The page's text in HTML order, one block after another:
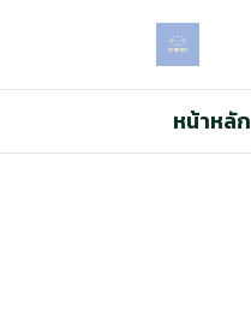
หน้าหลัก